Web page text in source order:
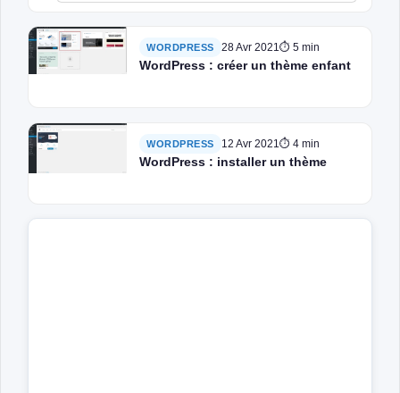
WORDPRESS 28 Avr 2021⏱ 5 min
WordPress : créer un thème enfant
WORDPRESS 12 Avr 2021⏱ 4 min
WordPress : installer un thème